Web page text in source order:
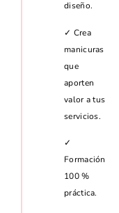
diseño.
✓ Crea
manicuras
que
aporten
valor a tus
servicios.
✓
Formación
100 %
práctica.